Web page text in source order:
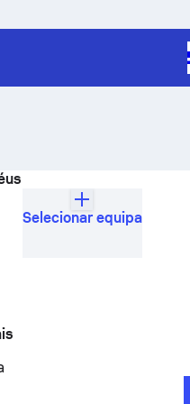
Selecionar equipa